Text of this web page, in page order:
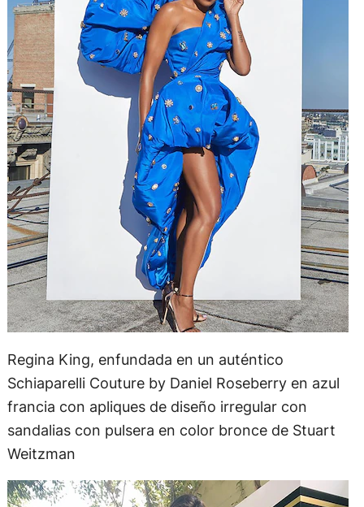
Regina King, enfundada en un auténtico
Schiaparelli Couture by Daniel Roseberry en azul
francia con apliques de diseño irregular con
sandalias con pulsera en color bronce de Stuart
Weitzman